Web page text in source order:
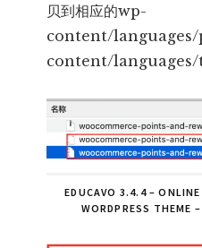
贝到相应的wp-
content/languages/
content/languages/
EDUCAVO 3.4.4 –
WORDPRESS THEME